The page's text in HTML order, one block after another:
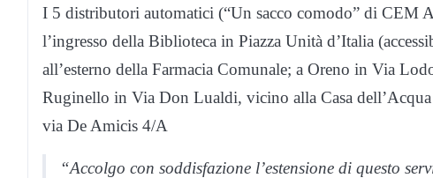
I 5 distributori automatici (“Un sacco comodo” di CEM
l’ingresso della Biblioteca in Piazza Unità d’Italia
all’esterno della Farmacia Comunale; a Oreno in Via
Ruginello in Via Don Lualdi, vicino alla Casa
via De Amicis 4/A
“Accolgo con soddisfazione l’estensione di questo